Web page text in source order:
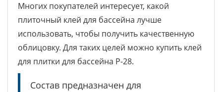
Многих покупателей интересует, какой
плиточный клей для бассейна лучше
использовать, чтобы получить качественную
облицовку. Для таких целей можно купить клей
для плитки для бассейна Р-28.
Состав предназначен для